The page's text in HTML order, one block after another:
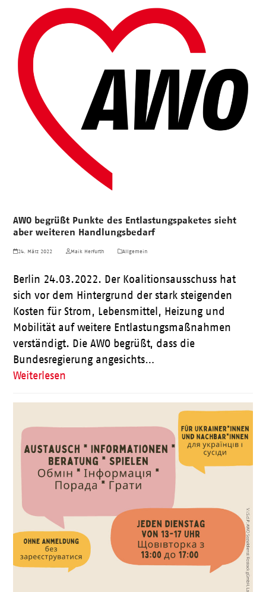
AWO begrüßt Punkte des Entlastungspaketes sieht
aber weiteren Handlungsbedarf
24. März 2022 Maik Herfurth Allgemein
Berlin 24.03.2022. Der Koalitionsausschuss hat
sich vor dem Hintergrund der stark steigenden
Kosten für Strom, Lebensmittel, Heizung und
Mobilität auf weitere Entlastungsmaßnahmen
verständigt. Die AWO begrüßt, dass die
Bundesregierung angesichts…
Weiterlesen